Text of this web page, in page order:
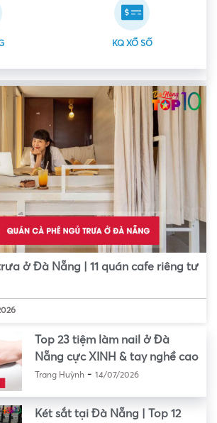
KQ XỔ SỐ
ở Đà Nẵng | 11 quán cafe riêng tư
Top 23 tiệm làm nail ở Đà
Nẵng cực XINH & tay nghề cao
Trang Huỳnh- 14/07/2026
Két sắt tại Đà Nẵng | Top 12